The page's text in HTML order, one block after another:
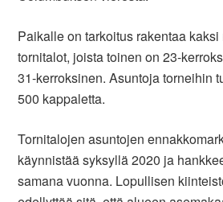
Paikalle on tarkoitus rakentaa kaksi
tornitalot, joista toinen on 23-
31-kerroksinen. Asuntoja torneihin
500 kappaletta.
Tornitalojen asuntojen
käynnistää syksyllä 2020 ja
samana vuonna. Lopullisen